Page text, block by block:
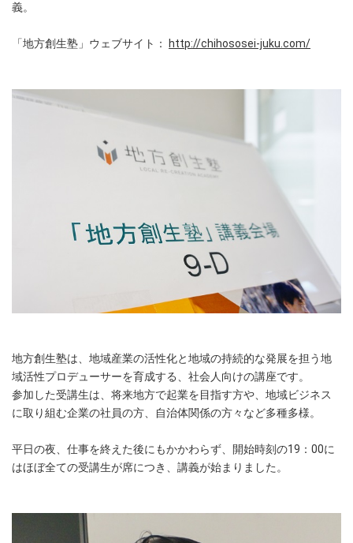
義。
「地方創生塾」ウェブサイト： http://chihososei-juku.com/
地方創生塾は、地域産業の活性化と地域の持続的な発展を担う地
域活性プロデューサーを育成する、社会人向けの講座です。
参加した受講生は、将来地方で起業を目指す方や、地域ビジネス
に取り組む企業の社員の方、自治体関係の方々など多種多様。
平日の夜、仕事を終えた後にもかかわらず、開始時刻の19：00に
はほぼ全ての受講生が席につき、講義が始まりました。